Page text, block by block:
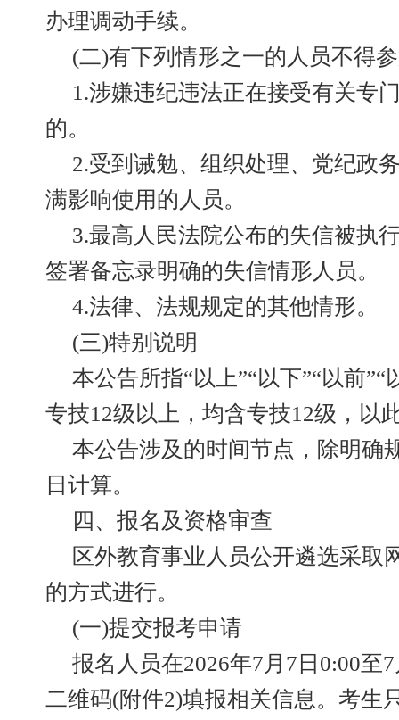
办理调动手续。
(二)有下列情形之一的人员不得
1.涉嫌违纪违法正在接受有关专
的。
2.受到诫勉、组织处理、党纪政
满影响使用的人员。
3.最高人民法院公布的失信被执
签署备忘录明确的失信情形人员。
4.法律、法规规定的其他情形。
(三)特别说明
本公告所指“以上”“以下”“以前
专技12级以上，均含专技12级，以
本公告涉及的时间节点，除明确
日计算。
四、报名及资格审查
区外教育事业人员公开遴选采取
的方式进行。
(一)提交报考申请
报名人员在2026年7月7日0:00至
二维码(附件2)填报相关信息。考生